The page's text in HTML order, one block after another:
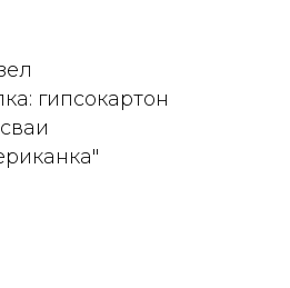
гипсокартон